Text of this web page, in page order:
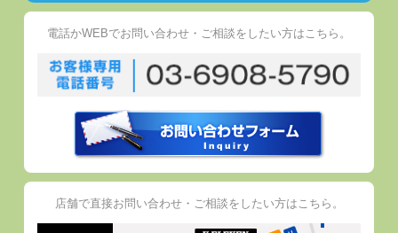
電話かWEBでお問い合わせ・ご相談をしたい方はこちら。
店舗で直接お問い合わせ・ご相談をしたい方はこちら。